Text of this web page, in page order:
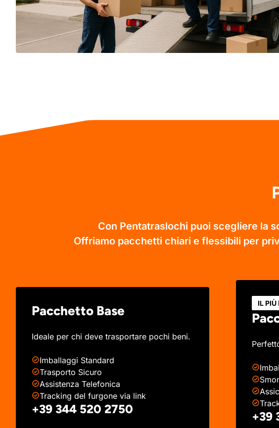
Con Pentatraslochi puoi scegliere la
Offriamo pacchetti chiari e flessibili per
Pacchetto Base
Ideale per chi deve trasportare pochi beni.
Imballaggi Standard
Trasporto Sicuro
Assistenza Telefonica
Tracking del furgone via link
+39 344 520 2750
IL PIÙ
+39